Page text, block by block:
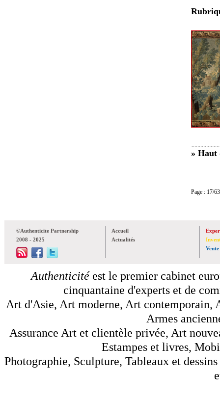
» Haut
Page :
©Authenticite Partnership
2008 - 2025
Accueil
Actualités
Vente
Authenticitéest le premier cabinet
cinquantaine d'experts et de
Art d'Asie, Art moderne, Art contemporain,
Armes
Assurance Art et clientèle privée, Art
Estampes et livres,
Photographie, Sculpture, Tableaux et